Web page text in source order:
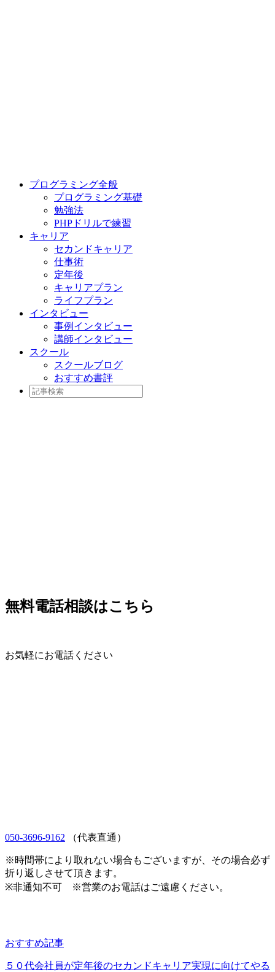
プログラミング全般
プログラミング基礎
勉強法
PHPドリルで練習
キャリア
セカンドキャリア
仕事術
定年後
キャリアプラン
ライフプラン
インタビュー
事例インタビュー
講師インタビュー
スクール
スクールブログ
おすすめ書評
無料電話相談はこちら
お気軽にお電話ください
050-3696-9162 （代表直通）
※時間帯により取れない場合もございますが、その場合必ず
折り返しさせて頂きます。
※非通知不可 ※営業のお電話はご遠慮ください。
おすすめ記事
５０代会社員が定年後のセカンドキャリア実現に向けてやる